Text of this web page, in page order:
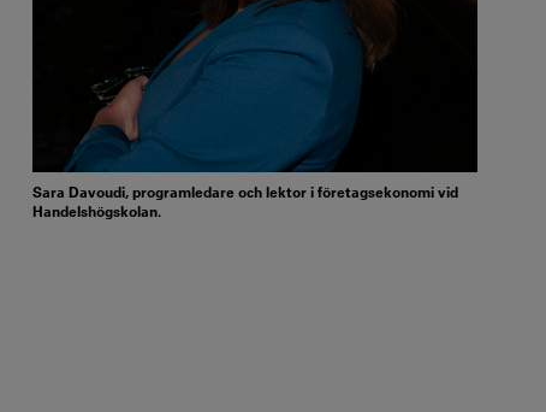
Sara Davoudi, programledare och lektor i företagsekonomi vid
Handelshögskolan.